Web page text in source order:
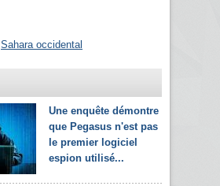
Sahara occidental
Une enquête démontre
que Pegasus n'est pas
le premier logiciel
espion utilisé...